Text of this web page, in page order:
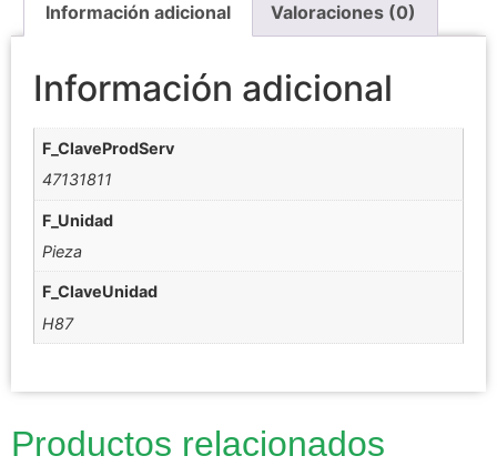
Información adicional Valoraciones (0)
Información adicional
F_ClaveProdServ
47131811
F_Unidad
Pieza
F_ClaveUnidad
H87
Productos relacionados